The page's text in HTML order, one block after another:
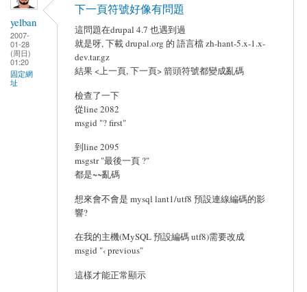
yelban
2007-
01-28
(周日)
01:20
固定網
址
下一頁符號好像有問題
這問題在drupal 4.7 也遇到過
就是呀, 下載 drupal.org 的 語言檔 zh-hant-5.x-1.x-
dev.tar.gz
結果 <上一頁, 下一頁> 箭頭符號都變成亂碼
檢查了一下
從line 2082
msgid "? first"
到line 2095
msgstr "最後一頁 ?"
都是~~亂碼
想來會不會是 mysql lant1/utf8 預設連線編碼的影
響?
在我的主機(MySQL 預設編碼 utf8)需要改成
msgid "‹ previous"
這樣才能正常顯示